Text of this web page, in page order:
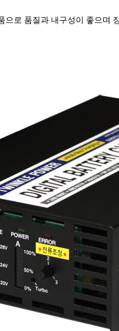
로 품질과 내구성이 좋으며